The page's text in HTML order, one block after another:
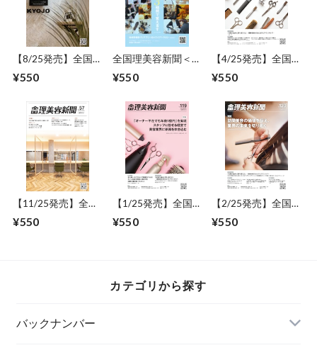
【8/25発売】全国
号＞（2021年9月
¥550
全国理美容新聞＜第
号）
¥550
【4/25発売】全国
号＞（2025年5月
¥550
【11/25発売】全国
号＞（2020年12月
¥550
【1/25発売】全国
号＞（2026年2月
¥550
【2/25発売】全国
号＞（2026年3月
¥550
カテゴリから探す
バックナンバー